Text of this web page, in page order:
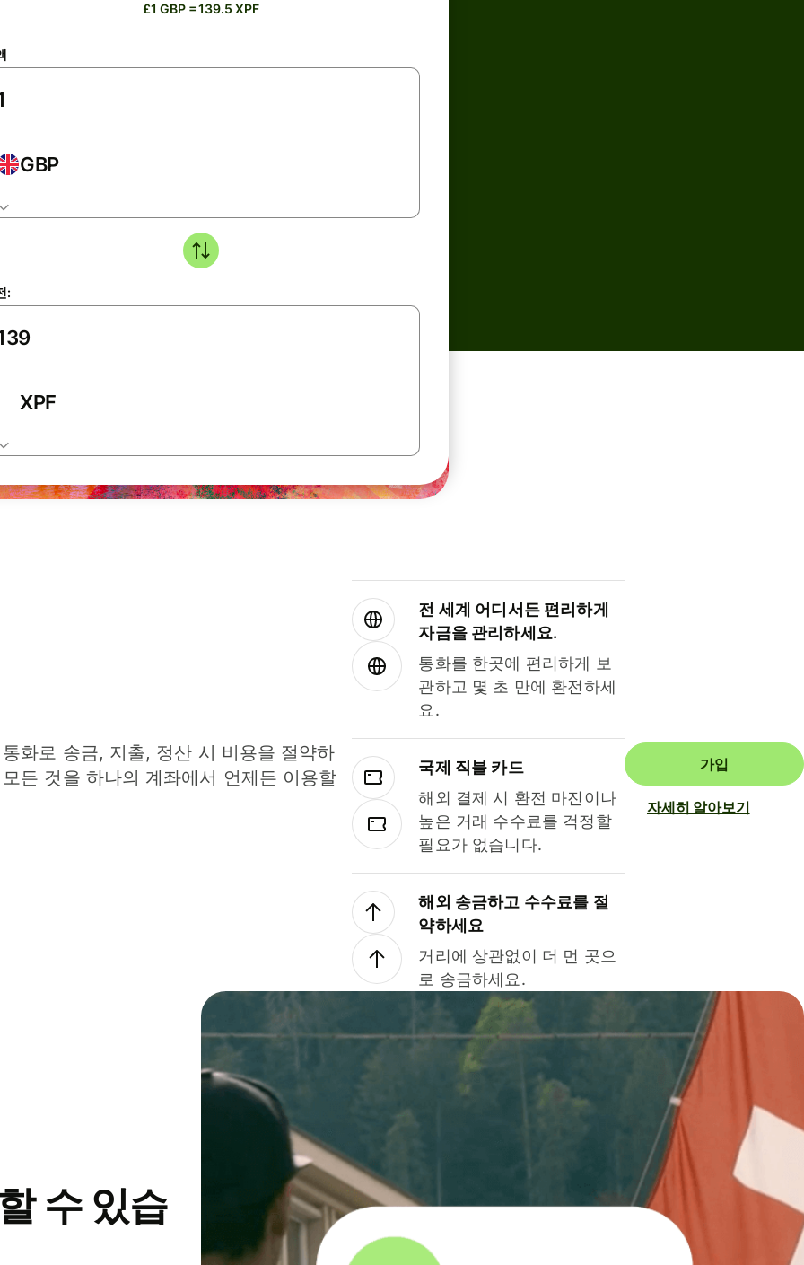
£1 GBP = 139.5 XPF
GBP
:
XPF
화로 송금, 지출, 정산 시 비용을 절약하
든 것을 하나의 계좌에서 언제든 이용할
전 세계 어디서든 편리하게
자금을 관리하세요.
통화를 한곳에 편리하게 보
관하고 몇 초 만에 환전하세
요.
국제 직불 카드
해외 결제 시 환전 마진이나
높은 거래 수수료를 걱정할
필요가 없습니다.
해외 송금하고 수수료를 절
약하세요
거리에 상관없이 더 먼 곳으
로 송금하세요.
가입
자세히 알아보기
수 있습